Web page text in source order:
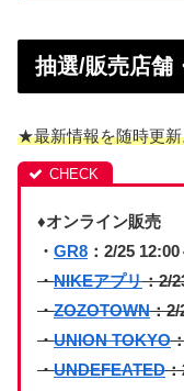
抽選/販売店舗
★最新情報を随時更
♦オンライン販売
・ GR8 ：2/25
・NIKEアプリ：2/
・ZOZOTOWN：2/
・UNION TOKYO
・UNDEFEATED